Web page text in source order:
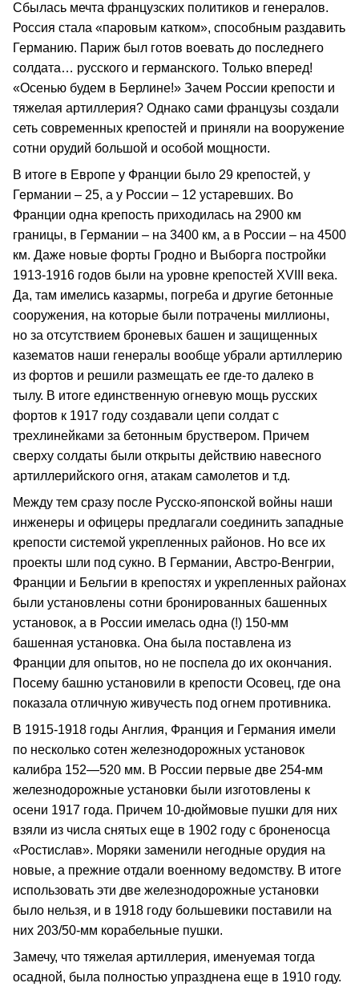
Сбылась мечта французских политиков и генералов.
Россия стала «паровым катком», способным раздавить
Германию. Париж был готов воевать до последнего
солдата… русского и германского. Только вперед!
«Осенью будем в Берлине!» Зачем России крепости и
тяжелая артиллерия? Однако сами французы создали
сеть современных крепостей и приняли на вооружение
сотни орудий большой и особой мощности.
В итоге в Европе у Франции было 29 крепостей, у
Германии – 25, а у России – 12 устаревших. Во
Франции одна крепость приходилась на 2900 км
границы, в Германии – на 3400 км, а в России – на 4500
км. Даже новые форты Гродно и Выборга постройки
1913-1916 годов были на уровне крепостей XVIII века.
Да, там имелись казармы, погреба и другие бетонные
сооружения, на которые были потрачены миллионы,
но за отсутствием броневых башен и защищенных
казематов наши генералы вообще убрали артиллерию
из фортов и решили размещать ее где-то далеко в
тылу. В итоге единственную огневую мощь русских
фортов к 1917 году создавали цепи солдат с
трехлинейками за бетонным бруствером. Причем
сверху солдаты были открыты действию навесного
артиллерийского огня, атакам самолетов и т.д.
Между тем сразу после Русско-японской войны наши
инженеры и офицеры предлагали соединить западные
крепости системой укрепленных районов. Но все их
проекты шли под сукно. В Германии, Австро-Венгрии,
Франции и Бельгии в крепостях и укрепленных районах
были установлены сотни бронированных башенных
установок, а в России имелась одна (!) 150-мм
башенная установка. Она была поставлена из
Франции для опытов, но не поспела до их окончания.
Посему башню установили в крепости Осовец, где она
показала отличную живучесть под огнем противника.
В 1915-1918 годы Англия, Франция и Германия имели
по несколько сотен железнодорожных установок
калибра 152—520 мм. В России первые две 254-мм
железнодорожные установки были изготовлены к
осени 1917 года. Причем 10-дюймовые пушки для них
взяли из числа снятых еще в 1902 году с броненосца
«Ростислав». Моряки заменили негодные орудия на
новые, а прежние отдали военному ведомству. В итоге
использовать эти две железнодорожные установки
было нельзя, и в 1918 году большевики поставили на
них 203/50-мм корабельные пушки.
Замечу, что тяжелая артиллерия, именуемая тогда
осадной, была полностью упразднена еще в 1910 году.